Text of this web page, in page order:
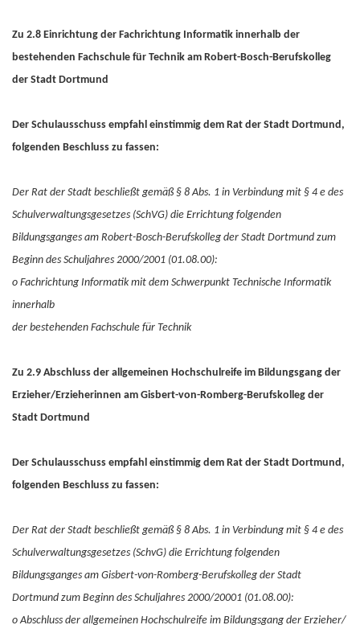
Zu 2.8 Einrichtung der Fachrichtung Informatik innerhalb der
bestehenden Fachschule für Technik am Robert-Bosch-Berufskolleg
der Stadt Dortmund
Der Schulausschuss empfahl einstimmig dem Rat der Stadt Dortmund,
folgenden Beschluss zu fassen:
Der Rat der Stadt beschließt gemäß § 8 Abs. 1 in Verbindung mit § 4 e des
Schulverwaltungsgesetzes (SchVG) die Errichtung folgenden
Bildungsganges am Robert-Bosch-Berufskolleg der Stadt Dortmund zum
Beginn des Schuljahres 2000/2001 (01.08.00):
o Fachrichtung Informatik mit dem Schwerpunkt Technische Informatik
innerhalb
der bestehenden Fachschule für Technik
Zu 2.9 Abschluss der allgemeinen Hochschulreife im Bildungsgang der
Erzieher/Erzieherinnen am Gisbert-von-Romberg-Berufskolleg der
Stadt Dortmund
Der Schulausschuss empfahl einstimmig dem Rat der Stadt Dortmund,
folgenden Beschluss zu fassen:
Der Rat der Stadt beschließt gemäß § 8 Abs. 1 in Verbindung mit § 4 e des
Schulverwaltungsgesetzes (SchvG) die Errichtung folgenden
Bildungsganges am Gisbert-von-Romberg-Berufskolleg der Stadt
Dortmund zum Beginn des Schuljahres 2000/20001 (01.08.00):
o Abschluss der allgemeinen Hochschulreife im Bildungsgang der Erzieher/